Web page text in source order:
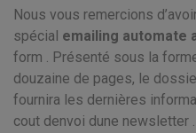
Nous vous remercions
spécial emailing automate
form . Présenté sous la
douzaine de pages, le
fournira les dernières
cout denvoi dune newsletter